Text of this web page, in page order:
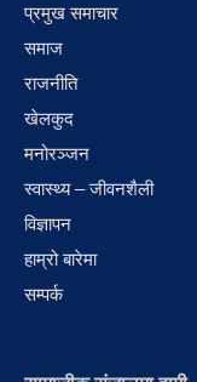
प्रमुख समाचार
समाज
राजनीति
खेलकुद
मनोरञ्जन
स्वास्थ्य – जीवनशैली
विज्ञापन
हाम्रो बारेमा
सम्पर्क